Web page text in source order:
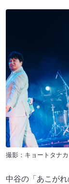
撮影：キョートタナカ
中谷の「あこが